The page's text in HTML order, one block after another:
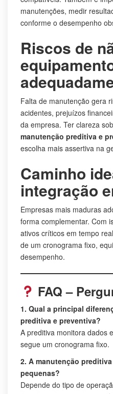
manutenções, medir
conforme o desempenho
Riscos de
Falta de manutenção gera
acidentes, prejuízos
da empresa. Ter clareza
manutenção preditiva e
escolha mais assertiva na
Caminho
integração
Empresas mais maduras
forma complementar. Com
ativos críticos em tempo
de um cronograma fixo,
desempenho.
FAQ –
1. Qual a principal
preditiva e preventiva?
A preditiva monitora dados
segue um cronograma fixo.
2. A manutenção
pequenas?
Depende do tipo de